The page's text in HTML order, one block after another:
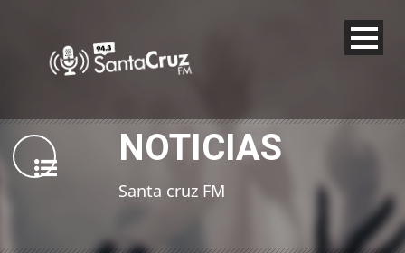
NOTICIAS
Santa cruz FM